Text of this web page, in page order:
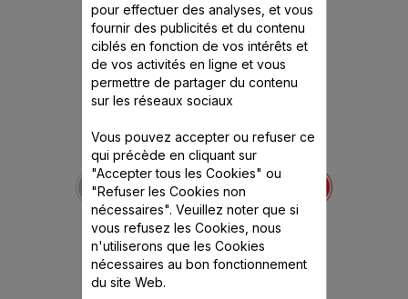
Bille de
décompression pour
Cookeo / Cook 4 Me
SS-994408
Un régulateur de vapeur
indispensable !
Stock disponible.
3.70 CHF
pour effectuer des analyses, et vous
fournir des publicités et du contenu
ciblés en fonction de vos intérêts et
de vos activités en ligne et vous
permettre de partager du contenu
sur les réseaux sociaux
Vous pouvez accepter ou refuser ce
qui précède en cliquant sur
"Accepter tous les Cookies" ou
"Refuser les Cookies non
nécessaires". Veuillez noter que si
vous refusez les Cookies, nous
n'utiliserons que les Cookies
nécessaires au bon fonctionnement
du site Web.